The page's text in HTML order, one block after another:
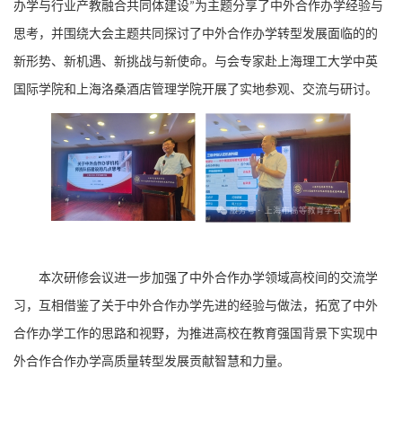
办学与行业产教融合共同体建设”为主题分享了中外合作办学经验与
思考，并围绕大会主题共同探讨了中外合作办学转型发展面临的的
新形势、新机遇、新挑战与新使命。与会专家赴上海理工大学中英
国际学院和上海洛桑酒店管理学院开展了实地参观、交流与研讨。
本次研修会议进一步加强了中外合作办学领域高校间的交流学
习，互相借鉴了关于中外合作办学先进的经验与做法，拓宽了中外
合作办学工作的思路和视野，为推进高校在教育强国背景下实现中
外合作合作办学高质量转型发展贡献智慧和力量。